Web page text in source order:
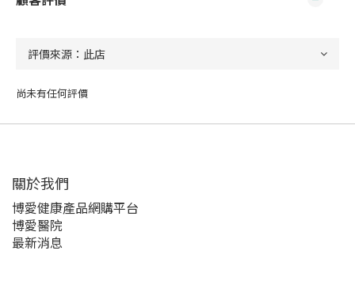
尚未有任何評價
關於我們‎
博愛健康產品網購平台
博愛醫院
最新消息